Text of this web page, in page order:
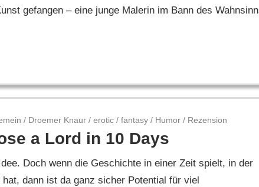
gefangen – eine junge Malerin im Bann des
/ Droemer Knaur /erotic /fantasy / Humor / Rezension
a Lord in 10 Days
Doch wenn die Geschichte in einer Zeit spielt, in der
dann ist da ganz sicher Potential für viel